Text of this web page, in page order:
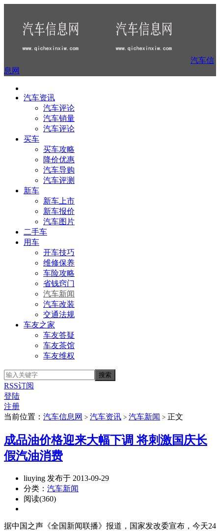
汽车信
息网
汽车资讯
汽车评论
汽车销量
汽车评论
买车
买车攻略
降价优惠
汽车导购
汽车评测
新车
新车上市
新车报价
汽车图片
二手车
用车
开车技巧
维修保养
车险攻略
省钱窍门
汽车新闻
汽车改装
交通法规
车友之家
车友答疑
车友茶馆
车友维权
RSS订阅
登陆
注册
当前位置： 汽车信息网 > 汽车资讯 > 汽车新闻 > 正文
成品油价格迎来大幅下调 将刺激国庆长
假汽油消费
liuying 发布于 2013-09-29
分类： 汽车新闻
阅读(360)
据中国之声《全国新闻联播》报道，国家发改委宣布，今天24